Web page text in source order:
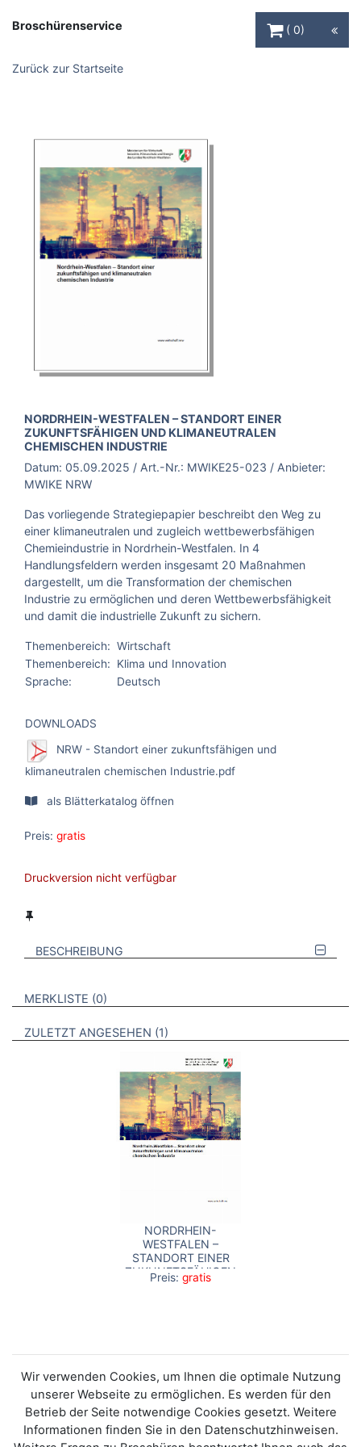
Broschürenservice
0
Zurück zur Startseite
BROSCHÜRE:
NORDRHEIN-WESTFALEN – STANDORT EINER
ZUKUNFTSFÄHIGEN UND KLIMANEUTRALEN
CHEMISCHEN INDUSTRIE
Datum: 05.09.2025 / Art.-Nr.: MWIKE25-023 / Anbieter:
MWIKE NRW
Das vorliegende Strategiepapier beschreibt den Weg zu
einer klimaneutralen und zugleich wettbewerbsfähigen
Chemieindustrie in Nordrhein-Westfalen. In 4
Handlungsfeldern werden insgesamt 20 Maßnahmen
dargestellt, um die Transformation der chemischen
Industrie zu ermöglichen und deren Wettbewerbsfähigkeit
und damit die industrielle Zukunft zu sichern.
Themenbereich: Wirtschaft
Themenbereich:
Klima und Innovation
Sprache:
Deutsch
DOWNLOADS
NRW - Standort einer zukunftsfähigen und
klimaneutralen chemischen Industrie.pdf
als Blätterkatalog öffnen
Preis: gratis
Druckversion nicht verfügbar
BESCHREIBUNG
VERWEISE AUF VERMERKTE- ODER ZULETZT ANGESEHENE
MERKLISTE 0 BROSCHÜREN
ZULETZT ANGESEHEN 1 BROSCHÜREN
NORDRHEIN-
WESTFALEN –
STANDORT EINER
ZUKUNFTSFÄHIGEN
UND
Preis: gratis
Wir verwenden Cookies, um Ihnen die optimale Nutzung
unserer Webseite zu ermöglichen. Es werden für den
Betrieb der Seite notwendige Cookies gesetzt. Weitere
Informationen finden Sie in den Datenschutzhinweisen.